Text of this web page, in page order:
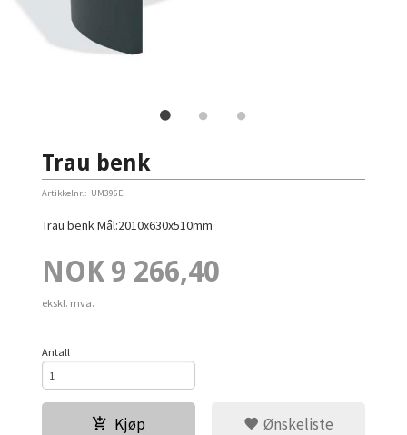
Trau benk
Artikkelnr.: UM396E
Trau benk Mål:2010x630x510mm
Pris
NOK 9 266,40
ekskl. mva.
Antall
Kjøp Ønskeliste